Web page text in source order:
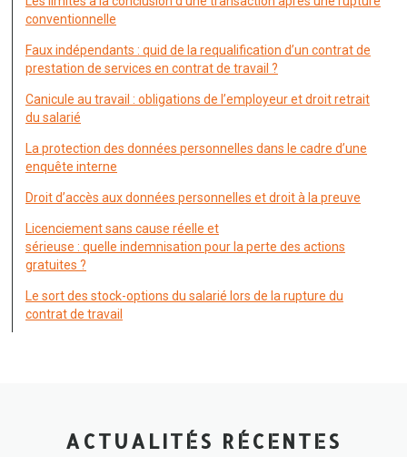
conventionnelle
Faux indépendants : quid de la requalification d’un contrat de
prestation de services en contrat de travail ?
Canicule au travail : obligations de l’employeur et droit retrait
du salarié
La protection des données personnelles dans le cadre d’une
enquête interne
Droit d’accès aux données personnelles et droit à la preuve
Licenciement sans cause réelle et
sérieuse : quelle indemnisation pour la perte des actions
gratuites ?
Le sort des stock-options du salarié lors de la rupture du
contrat de travail
ACTUALITÉS RÉCENTES